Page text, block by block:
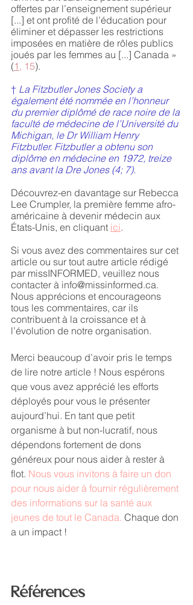
offertes par l’enseignement supérieur
[...] et ont profité de l’éducation pour
éliminer et dépasser les restrictions
imposées en matière de rôles publics
joués par les femmes au [...] Canada »
(1 , 15).
† La Fitzbutler Jones Society a
également été nommée en l’honneur
du premier diplômé de race noire de la
faculté de médecine de l’Université du
Michigan, le Dr William Henry
Fitzbutler. Fitzbutler a obtenu son
diplôme en médecine en 1972, treize
ans avant la Dre Jones (4; 7).
Découvrez-en davantage sur Rebecca
Lee Crumpler, la première femme afro-
américaine à devenir médecin aux
États-Unis, en cliquant ici.
Si vous avez des commentaires sur cet
article ou sur tout autre article rédigé
par missINFORMED, veuillez nous
contacter à info@missinformed.ca.
Nous apprécions et encourageons
tous les commentaires, car ils
contribuent à la croissance et à
l’évolution de notre organisation.
Merci beaucoup d’avoir pris le temps
de lire notre article ! Nous espérons
que vous avez apprécié les efforts
déployés pour vous le présenter
aujourd’hui. En tant que petit
organisme à but non-lucratif, nous
dépendons fortement de dons
généreux pour nous aider à rester à
flot. Nous vous invitons à faire un don
pour nous aider à fournir régulièrement
des informations sur la santé aux
jeunes de tout le Canada. Chaque don
a un impact !
Références